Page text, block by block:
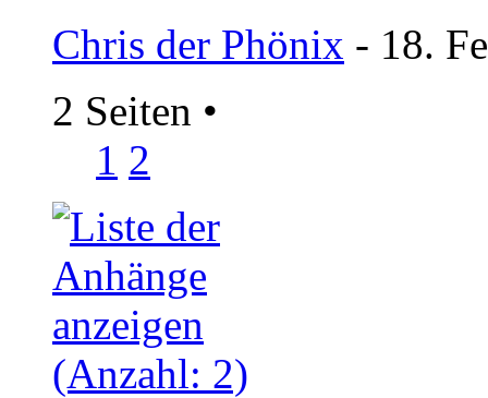
Chris der Phönix - 18.
2 Seiten •
1 2